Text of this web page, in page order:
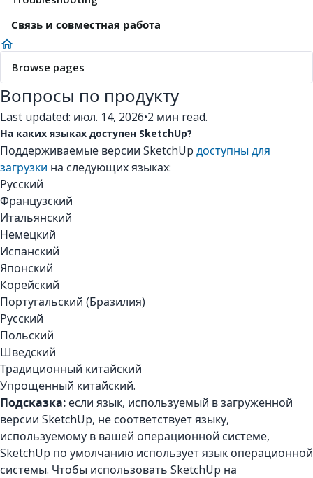
Связь и совместная работа
Browse pages
Вопросы по продукту
Last updated: июл. 14, 2026•2 мин read.
На каких языках доступен SketchUp?
Поддерживаемые версии SketchUp доступны для
загрузки на следующих языках:
Русский
Французский
Итальянский
Немецкий
Испанский
Японский
Корейский
Португальский (Бразилия)
Русский
Польский
Шведский
Традиционный китайский
Упрощенный китайский.
Подсказка: если язык, используемый в загруженной
версии SketchUp, не соответствует языку,
используемому в вашей операционной системе,
SketchUp по умолчанию использует язык операционной
системы. Чтобы использовать SketchUp на